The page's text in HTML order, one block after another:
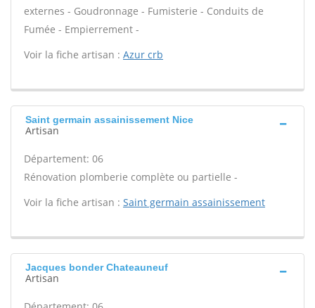
externes - Goudronnage - Fumisterie - Conduits de
Fumée - Empierrement -
Voir la fiche artisan : Azur crb
Saint germain assainissement Nice
Artisan
Département: 06
Rénovation plomberie complète ou partielle -
Voir la fiche artisan : Saint germain assainissement
Jacques bonder Chateauneuf
Artisan